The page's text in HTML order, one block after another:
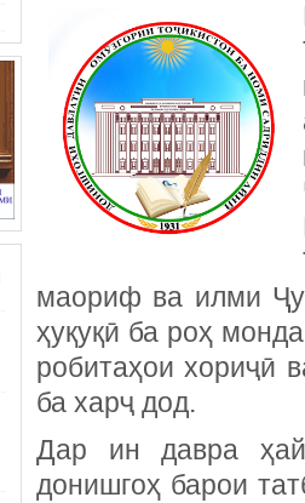
маориф ва илми
ҳуқуқӣ ба роҳ
робитаҳои хориҷӣ
ба харҷ дод.
Дар ин давра
донишгоҳ барои